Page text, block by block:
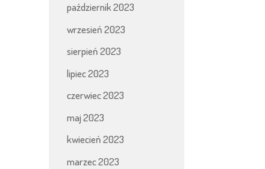
październik 2023
wrzesień 2023
sierpień 2023
lipiec 2023
czerwiec 2023
maj 2023
kwiecień 2023
marzec 2023